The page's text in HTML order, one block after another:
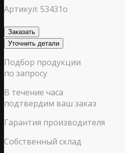
Артикул: 53431o
Заказать
Уточнить детали
Подбор продукции
по запросу
В течение часа
подтвердим ваш заказ
Гарантия производителя
Собственный склад